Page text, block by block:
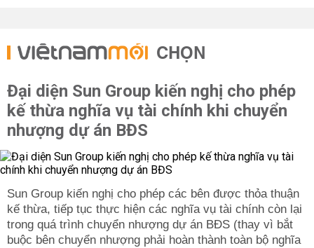
CHỌN
Đại diện Sun Group kiến nghị cho phép
kế thừa nghĩa vụ tài chính khi chuyển
nhượng dự án BĐS
Sun Group kiến nghị cho phép các bên được thỏa thuận
kế thừa, tiếp tục thực hiện các nghĩa vụ tài chính còn lại
trong quá trình chuyển nhượng dự án BĐS (thay vì bắt
buộc bên chuyển nhượng phải hoàn thành toàn bộ nghĩa